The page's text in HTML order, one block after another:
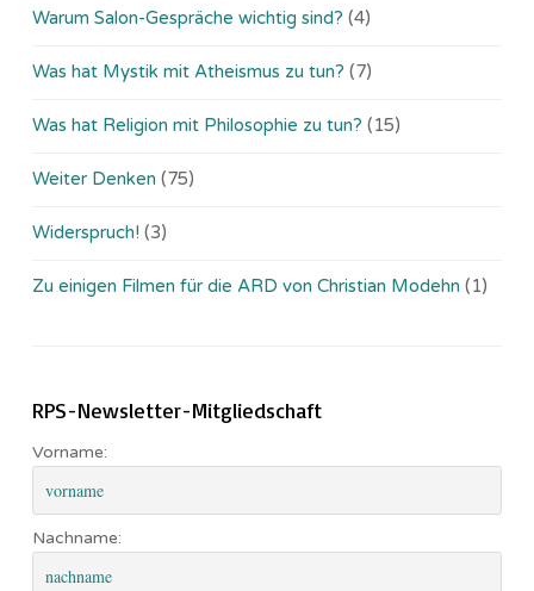
Warum Salon-Gespräche wichtig sind? (4)
Was hat Mystik mit Atheismus zu tun? (7)
Was hat Religion mit Philosophie zu tun? (15)
Weiter Denken (75)
Widerspruch! (3)
Zu einigen Filmen für die ARD von Christian Modehn (1)
RPS-Newsletter-Mitgliedschaft
Vorname:
Nachname: